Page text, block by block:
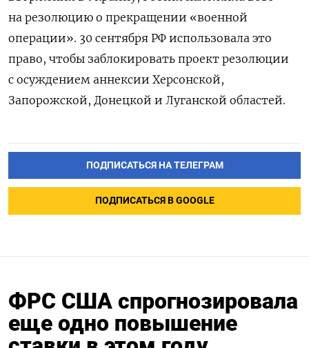
на резолюцию о прекращении «военной
операции». 30 сентября РФ использовала это
право, чтобы заблокировать проект резолюции
с осуждением аннексии Херсонской,
Запорожской, Донецкой и Луганской областей.
ПОДПИСАТЬСЯ НА ТЕЛЕГРАМ
ПОДПИСАТЬСЯ В GOOGLE
ФРС США спрогнозировала
еще одно повышение